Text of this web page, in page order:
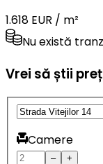
1.618 EUR / m²
Nu există
Vrei să știi
Camere
– +